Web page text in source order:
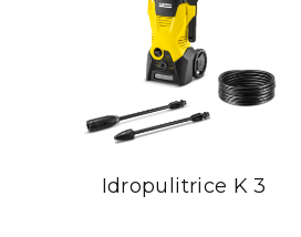
Idropulitrice K 3